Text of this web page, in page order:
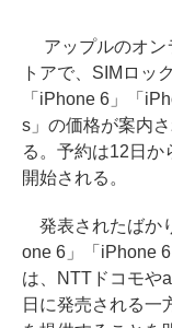
アップルのオン
トアで、SIMロッ
「iPhone 6」「
s」の価格が案内
る。予約は12日か
開始される。
発表されたばか
one 6」「iPhone 6
は、NTTドコモや
日に発売される一